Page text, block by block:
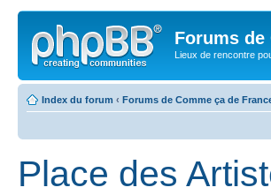
Forums de
Lieux de rencontre
Index du forum ‹ Forums de Comme ça de
Place des